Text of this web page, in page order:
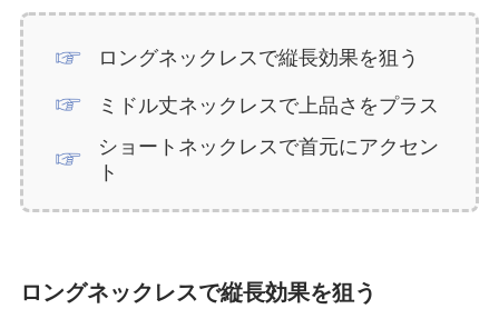
ロングネックレスで縦長効果を狙う
ミドル丈ネックレスで上品さをプラス
ショートネックレスで首元にアクセン
ト
ロングネックレスで縦長効果を狙う